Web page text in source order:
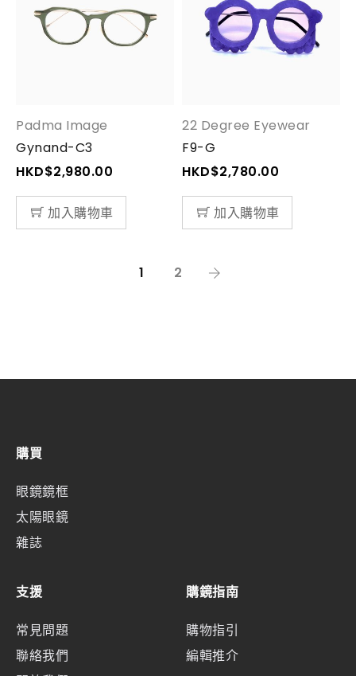
Padma Image
Gynand-C3
HKD$2,980.00
加入購物車
22 Degree Eyewear
F9-G
HKD$2,780.00
加入購物車
1 2
購買
眼鏡鏡框
太陽眼鏡
雜誌
支援
常見問題
聯絡我們
購鏡指南
購物指引
編輯推介